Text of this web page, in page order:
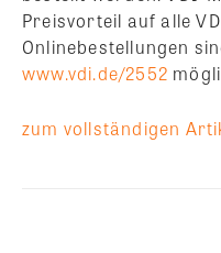
Preisvorteil auf alle
Onlinebestellungen
www.vdi.de/2552
zum vollständigen